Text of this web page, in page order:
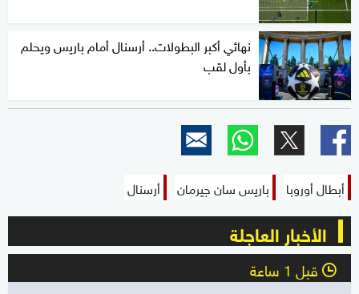
نهائي أكبر البطولات.. أرسنال أمام باريس ويحلم
بأول لقب
أبطال أوروبا باريس سان جيرمان أرسنال
الأخبار العاجلة
l قبل 1 ساعة